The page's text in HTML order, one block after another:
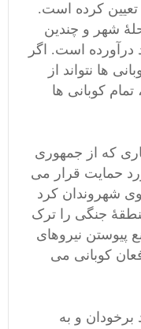
کرد سوری تعیین کرده است.
شهر و چندین
درآورده است. اگر
ها نتواند از
کوبانی ها
که از جمهوری
حمایت قرار می
شهروندان کرد
جنگی را ترک
پیوستن نیروهای
کوبانی می
برخودان و به